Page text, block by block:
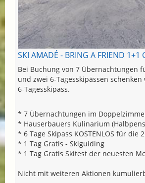
SKI AMADÉ - BRING A FRIEND 1+1
Bei Buchung von 7 Übernachtungen
und zwei 6-Tagesskipässen
6-Tagesskipass.
* 7 Übernachtungen im
* Hauserbauers Kulinarium
* 6 Tage Skipass KOSTENLOS für die
* 1 Tag Gratis - Skiguiding
* 1 Tag Gratis Skitest der neuesten
Nicht mit weiteren Aktionen